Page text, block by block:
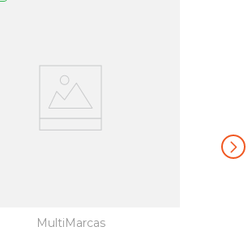
MultiMarcas